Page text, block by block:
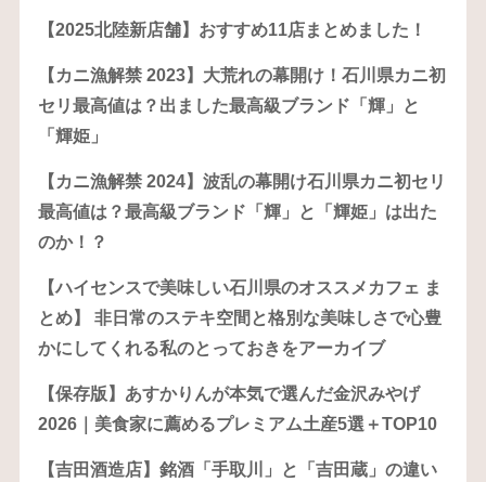
【2025北陸新店舗】おすすめ11店まとめました！
【カニ漁解禁 2023】大荒れの幕開け！石川県カニ初
セリ最高値は？出ました最高級ブランド「輝」と
「輝姫」
【カニ漁解禁 2024】波乱の幕開け石川県カニ初セリ
最高値は？最高級ブランド「輝」と「輝姫」は出た
のか！？
【ハイセンスで美味しい石川県のオススメカフェ ま
とめ】 非日常のステキ空間と格別な美味しさで心豊
かにしてくれる私のとっておきをアーカイブ
【保存版】あすかりんが本気で選んだ金沢みやげ
2026｜美食家に薦めるプレミアム土産5選＋TOP10
【吉田酒造店】銘酒「手取川」と「吉田蔵」の違い